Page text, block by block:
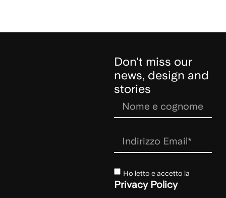
Don't miss our
news, design and
stories
Ho letto e accetto la
Privacy Policy